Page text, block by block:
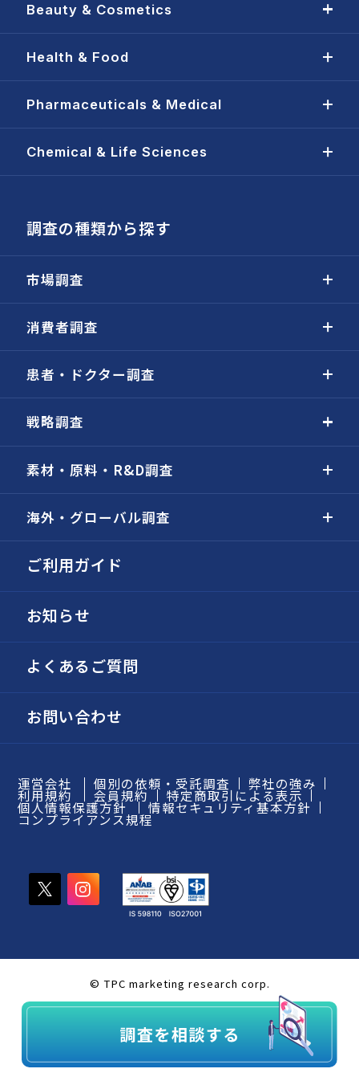
Beauty & Cosmetics
Health & Food
Pharmaceuticals & Medical
Chemical & Life Sciences
調査の種類から探す
市場調査
消費者調査
患者・ドクター調査
戦略調査
素材・原料・R&D調査
海外・グローバル調査
ご利用ガイド
お知らせ
よくあるご質問
お問い合わせ
運営会社 個別の依頼・受託調査 弊社の強み
利用規約 会員規約 特定商取引による表示
個人情報保護方針 情報セキュリティ基本方針
コンプライアンス規程
© TPC marketing research corp.